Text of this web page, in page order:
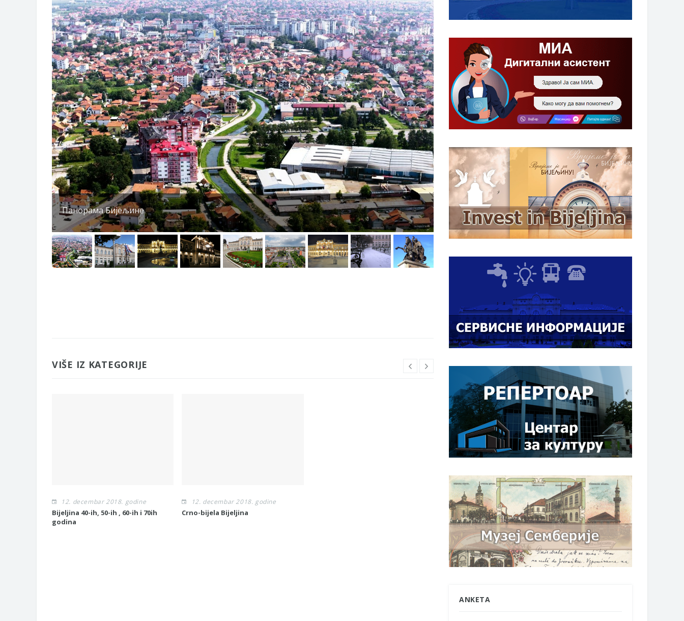
Obrasci zahtjeva za regresirano gorivo dostupni od 13. marta do 15. novembra
Zahtjev za izdavanje PONOSNE KARTICE
Obavještenje o zabrani saobraćaja 6. i 7. avgusta
Obavještenje za preduzetnika - Vera Ujić
Панорама Бијељине
VIŠE IZ KATEGORIJE
12. decembar 2018. godine
Bijeljina 40-ih, 50-ih , 60-ih i 70ih
godina
12. decembar 2018. godine
Crno-bijela Bijeljina
ANKETA